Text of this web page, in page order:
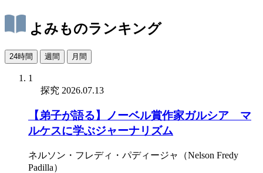
よみものランキング
24時間 週間 月間
1
探究 2026.07.13
【弟子が語る】ノーベル賞作家ガルシア゠マ
ルケスに学ぶジャーナリズム
ネルソン・フレディ・パディージャ（Nelson Fredy
Padilla）